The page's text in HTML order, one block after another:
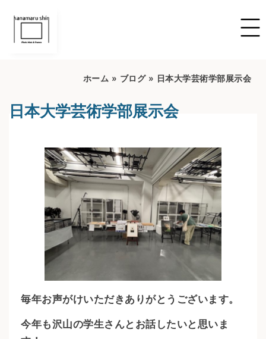
ホーム » ブログ» 日本大学芸術学部展示会
日本大学芸術学部展示会
毎年お声がけいただきありがとうございます。
今年も沢山の学生さんとお話したいと思いま